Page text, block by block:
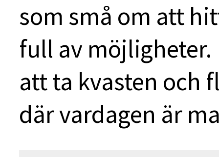
som små om att
full av
att ta kvasten och
där vardagen är